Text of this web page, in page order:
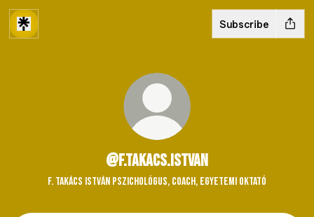
Subscribe
@f.takacs.istvan
F. Takács István pszichológus, coach, egyetemi oktató